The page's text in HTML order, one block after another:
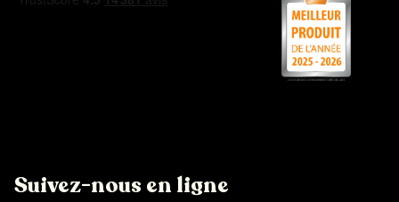
Suivez-nous en ligne